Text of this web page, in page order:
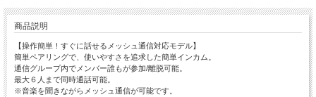
商品説明
【操作簡単！すぐに話せるメッシュ通信対応モデル】
簡単ペアリングで、使いやすさを追求した簡単インカム。
通信グループ内でメンバー誰もが参加/離脱可能。
最大６人まで同時通話可能。
※音楽を聞きながらメッシュ通信が可能です。